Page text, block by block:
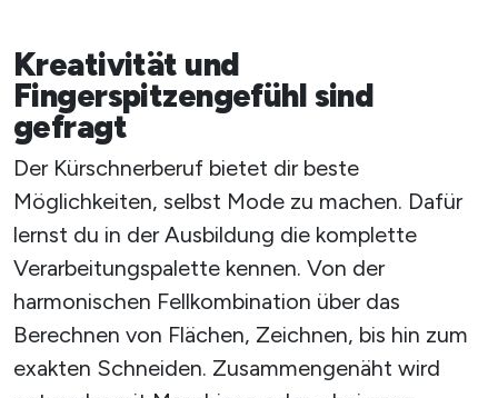
Kreativität und
Fingerspitzengefühl sind
gefragt
Der Kürschnerberuf bietet dir beste
Möglichkeiten, selbst Mode zu machen. Dafür
lernst du in der Ausbildung die komplette
Verarbeitungspalette kennen. Von der
harmonischen Fellkombination über das
Berechnen von Flächen, Zeichnen, bis hin zum
exakten Schneiden. Zusammengenäht wird